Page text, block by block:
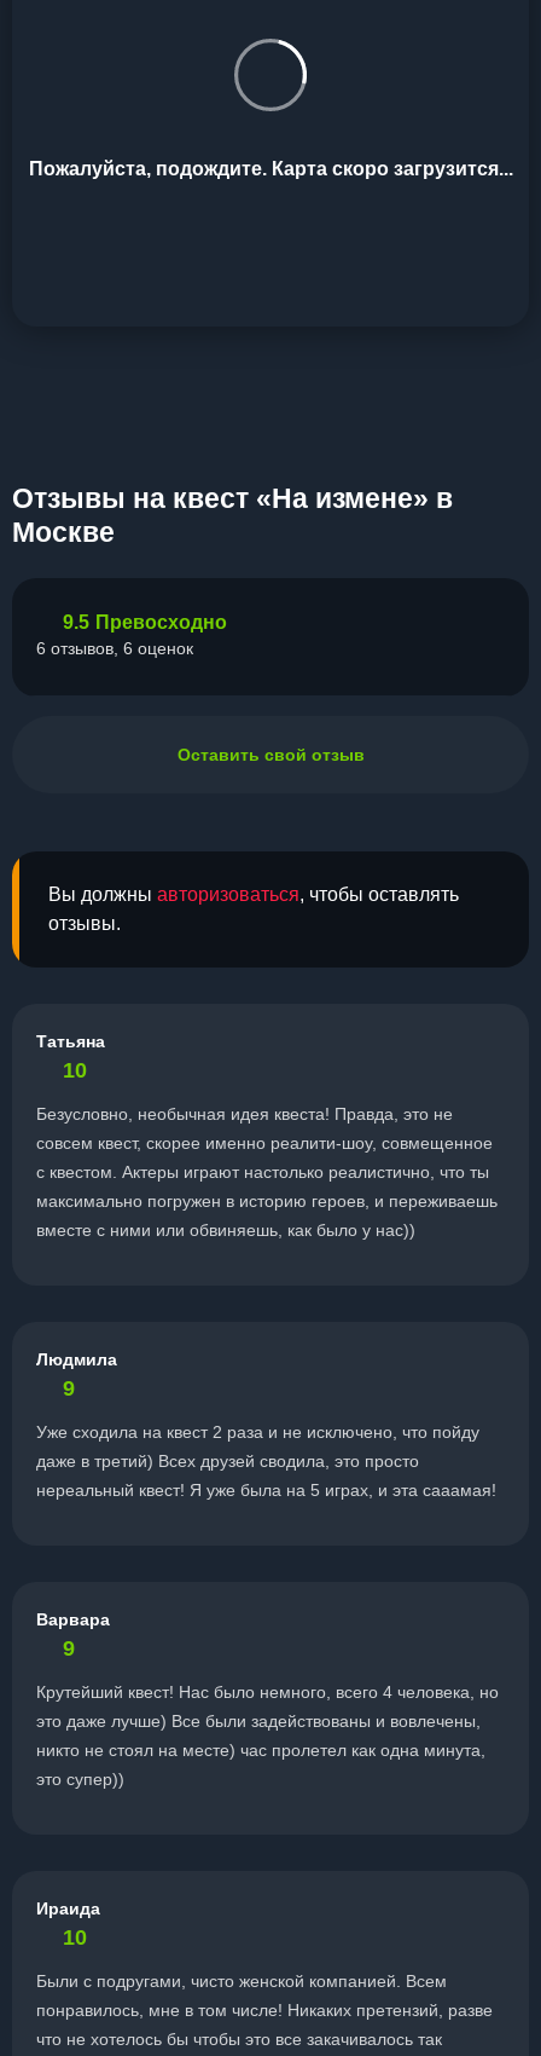
Пожалуйста, подождите. Карта скоро загрузится...
Отзывы на квест «На измене» в
Москве
Вы должны авторизоваться, чтобы оставлять
отзывы.
Татьяна
10
Безусловно, необычная идея квеста! Правда, это не
совсем квест, скорее именно реалити-шоу, совмещенное
с квестом. Актеры играют настолько реалистично, что ты
максимально погружен в историю героев, и переживаешь
вместе с ними или обвиняешь, как было у нас))
Людмила
9
Уже сходила на квест 2 раза и не исключено, что пойду
даже в третий) Всех друзей сводила, это просто
нереальный квест! Я уже была на 5 играх, и эта сааамая!
Варвара
9
Крутейший квест! Нас было немного, всего 4 человека, но
это даже лучше) Все были задействованы и вовлечены,
никто не стоял на месте) час пролетел как одна минута,
это супер))
Ираида
10
Были с подругами, чисто женской компанией. Всем
понравилось, мне в том числе! Никаких претензий, разве
что не хотелось бы чтобы это все закачивалось так
9.5 Превосходно
6 отзывов, 6 оценок
Оставить свой отзыв